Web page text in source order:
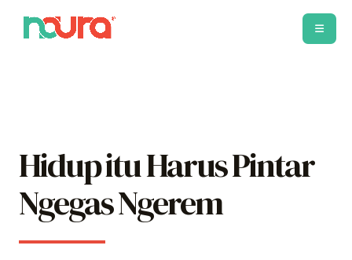
Hidup itu Harus Pintar
Ngegas Ngerem